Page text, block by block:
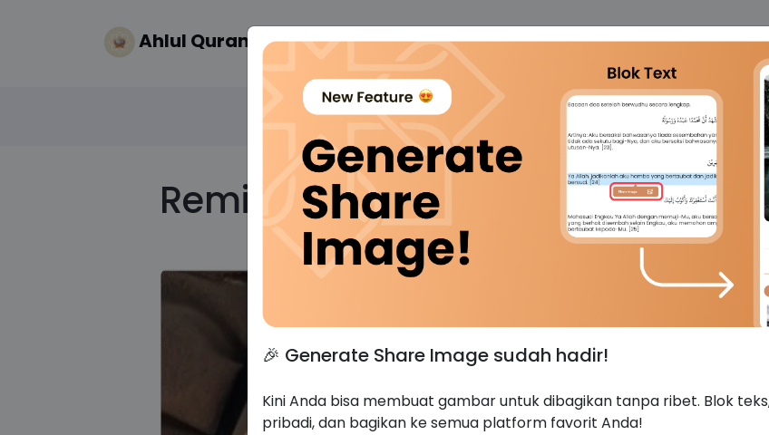
Ahlul Quran Beranda Tentang Kami Donasi Belajar
Reminder untuk Diri Sendiri
🎉 Generate Share Image sudah hadir!
Kini Anda bisa membuat gambar untuk dibagikan tanpa ribet. Blok
pribadi, dan bagikan ke semua platform favorit Anda!